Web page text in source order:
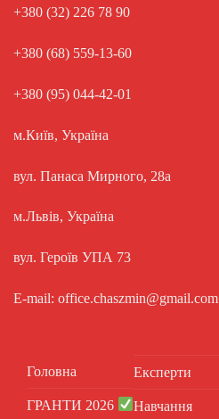
+380 (32) 226 78 90
+380 (68) 559-13-60
+380 (95) 044-42-01
м.Київ, Україна
вул. Панаса Мирного, 28а
м.Львів, Україна
вул. Героїв УПА 73
E-mail: office.chaszmin@gmail.com
Головна
ГРАНТИ 2026
Експерти
Навчання